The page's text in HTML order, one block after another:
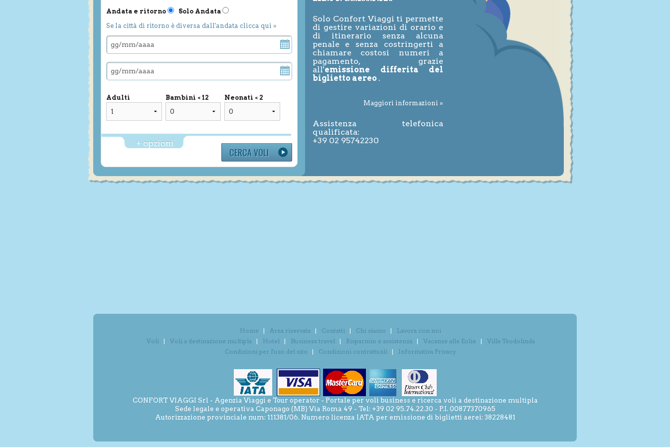
Andata e ritorno
Solo Andata
Se la città di ritorno è diversa dall'andata clicca qui »
Adulti Bambini < 12 Neonati < 2
+ opzioni
Solo Confort Viaggi ti permette
di gestire variazioni di orario e
di itinerario senza alcuna
penale e senza costringerti a
chiamare costosi numeri a
pagamento, grazie
all'emissione differita del
biglietto aereo .
Maggiori informazioni »
Assistenza telefonica
qualificata:
+39 02 95742230
Home Area riservata Contatti Chi siamo
Lavora con noi
Voli
Voli a destinazione multipla Hotel Business travel Risparmio e assistenza Vacanze alle Eolie
Villa Teodolinda
Condizioni per l'uso del sito
Condizioni contrattuali Informativa Privacy
CONFORT VIAGGI Srl - Agenzia Viaggi e Tour operator - Portale per voli business e ricerca voli a destinazione multipla
Sede legale e operativa Caponago (MB) Via Roma 49 - Tel: +39 02 95.74.22.30 - P.I. 00877370965
Autorizzazione provinciale num: 111381/06. Numero licenza IATA per emissione di biglietti aerei: 38228481